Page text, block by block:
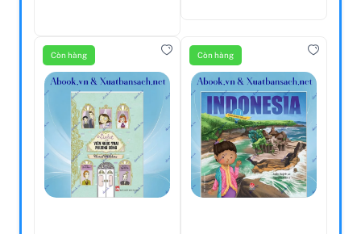
Còn hàng Còn hàng